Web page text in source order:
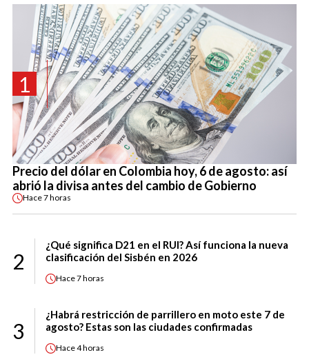
1
Precio del dólar en Colombia hoy, 6 de agosto: así
abrió la divisa antes del cambio de Gobierno
Hace7 horas
2
¿Qué significa D21 en el RUI? Así funciona la nueva
clasificación del Sisbén en 2026
Hace7 horas
3
¿Habrá restricción de parrillero en moto este 7 de
agosto? Estas son las ciudades confirmadas
Hace4 horas